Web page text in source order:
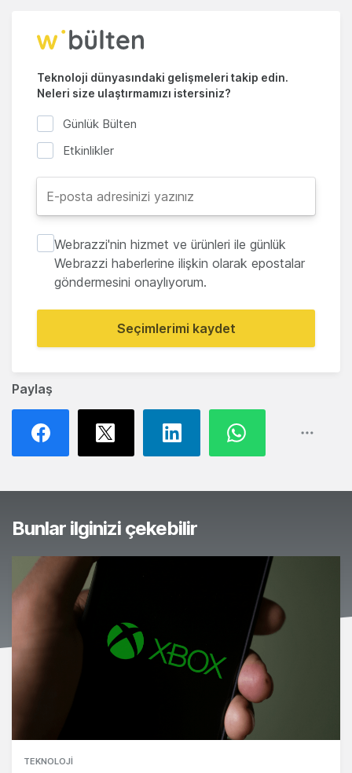
Paylaş
Teknoloji dünyasındaki gelişmeleri takip edin.
Neleri size ulaştırmamızı istersiniz?
Günlük Bülten
Etkinlikler
Webrazzi'nin hizmet ve ürünleri ile günlük
Webrazzi haberlerine ilişkin olarak epostalar
göndermesini onaylıyorum.
Seçimlerimi kaydet
Bunlar ilginizi çekebilir
TEKNOLOJI